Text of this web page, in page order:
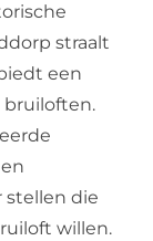
straalt
een
stellen die
willen.